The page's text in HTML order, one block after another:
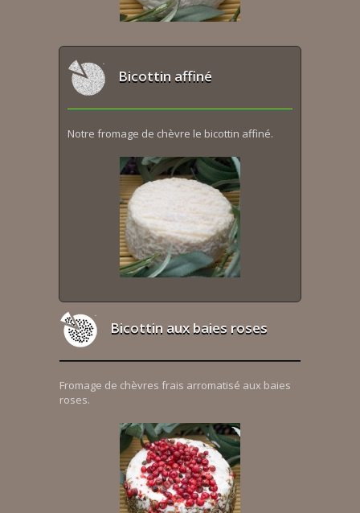
Bicottin affiné
Notre fromage de chèvre le bicottin affiné.
Bicottin aux baies roses
Fromage de chèvres frais arromatisé aux baies
roses.